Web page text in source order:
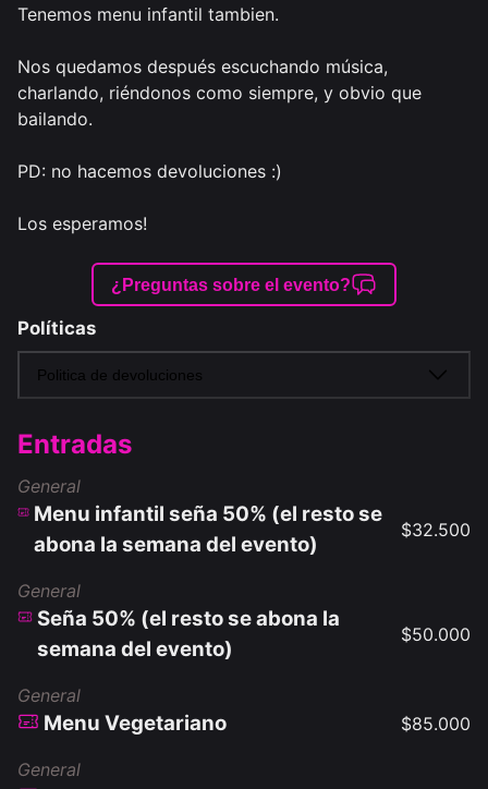
Tenemos menu infantil tambien.
Nos quedamos después escuchando música,
charlando, riéndonos como siempre, y obvio que
bailando.
PD: no hacemos devoluciones :)
Los esperamos!
¿Preguntas sobre el evento?
Políticas
Politica de devoluciones
Entradas
General
Menu infantil seña 50% (el resto se
abona la semana del evento)
$32.500
General
Seña 50% (el resto se abona la
semana del evento)
$50.000
General
Menu Vegetariano $85.000
General